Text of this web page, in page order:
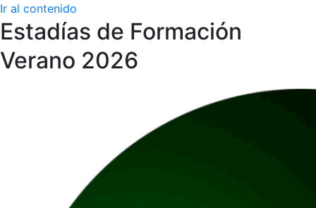
Ir al contenido
Estadías de Formación
Verano 2026